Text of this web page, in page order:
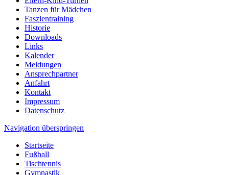
Tanzen für Mädchen
Faszientraining
Historie
Downloads
Links
Kalender
Meldungen
Ansprechpartner
Anfahrt
Kontakt
Impressum
Datenschutz
Navigation überspringen
Startseite
Fußball
Tischtennis
Gymnastik